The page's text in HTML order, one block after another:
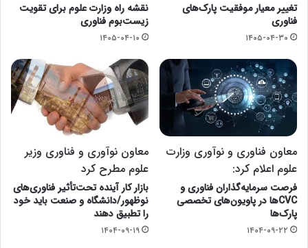
تغییر معیار موفقیت پارک‌های
فناوری
۱۴۰۵-۰۴-۳۰
نقشه راه وزارت علوم برای تقویت
زیست‌بوم فناوری
۱۴۰۵-۰۴-۱۰
معاون فناوری و نوآوری وزارت
علوم اعلام کرد:
فرصت سرمایه‌گذاران فناوری و
CVCها در پاویون‌های تخصصی
پارک‌ها
۱۴۰۴-۰۹-۲۲
معاون نوآوری و فناوری وزیر
علوم مطرح کرد
بازار کار آینده تحت‌تأثیر فناوری‌های
نوظهور/دانشگاه و صنعت باید خود
را تطبیق دهند
۱۴۰۴-۰۹-۱۹